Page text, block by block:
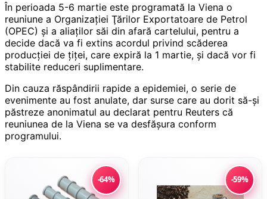
În perioada 5-6 martie este programată la Viena o
reuniune a Organizaţiei Ţărilor Exportatoare de Petrol
(OPEC) şi a aliaţilor săi din afară cartelului, pentru a
decide dacă va fi extins acordul privind scăderea
producţiei de ţiţei, care expiră la 1 martie, şi dacă vor fi
stabilite reduceri suplimentare.
Din cauza răspândirii rapide a epidemiei, o serie de
evenimente au fost anulate, dar surse care au dorit să-şi
păstreze anonimatul au declarat pentru Reuters că
reuniunea de la Viena se va desfăşura conform
programului.
-64% -59%